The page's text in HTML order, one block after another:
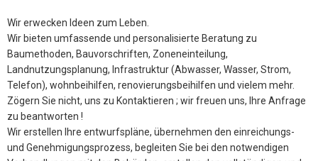
Wir erwecken Ideen zum Leben.
Wir bieten umfassende und personalisierte Beratung zu
Baumethoden, Bauvorschriften, Zoneneinteilung,
Landnutzungsplanung, Infrastruktur (Abwasser, Wasser, Strom,
Telefon), wohnbeihilfen, renovierungsbeihilfen und vielem mehr.
Zögern Sie nicht, uns zu Kontaktieren ; wir freuen uns, Ihre Anfrage
zu beantworten !
Wir erstellen Ihre entwurfspläne, übernehmen den einreichungs-
und Genehmigungsprozess, begleiten Sie bei den notwendigen